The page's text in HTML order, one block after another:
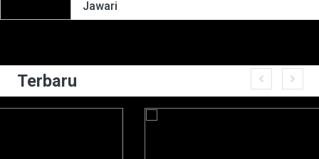
Jawari
Terbaru